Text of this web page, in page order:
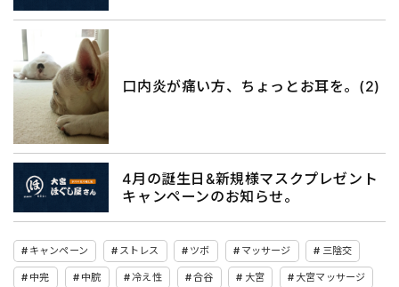
口内炎が痛い方、ちょっとお耳を。(2)
4月の誕生日&新規様マスクプレゼント
キャンペーンのお知らせ。
キャンペーン ストレス ツボ マッサージ 三陰交
中完 中脘 冷え性 合谷 大宮 大宮マッサージ